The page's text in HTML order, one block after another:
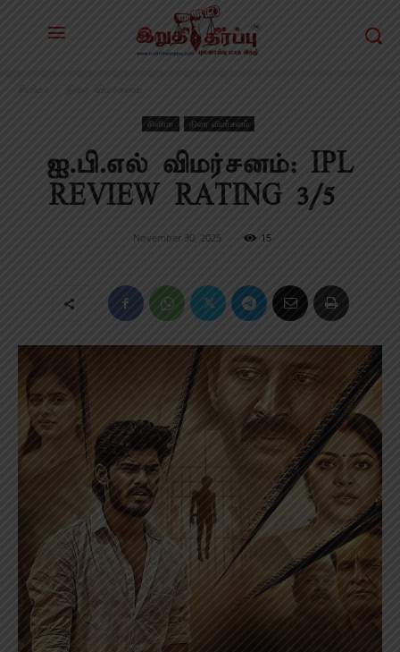
திரை விமர்சனம்
சினிமா திரை விமர்சனம்
ஐ.பி.எல் விமர்சனம்: IPL
REVIEW RATING 3/5
November 30, 2025 15